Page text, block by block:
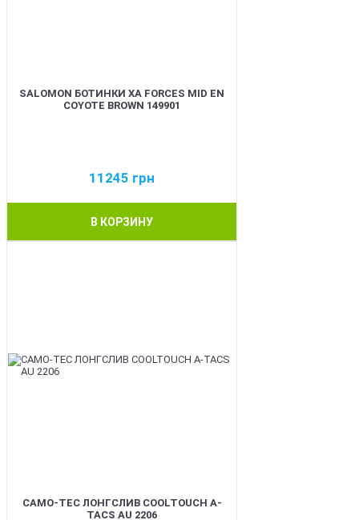
SALOMON БОТИНКИ XA FORCES MID EN
COYOTE BROWN 149901
11245 грн
В КОРЗИНУ
CAMO-TEC ЛОНГСЛИВ COOLTOUCH A-
TACS AU 2206